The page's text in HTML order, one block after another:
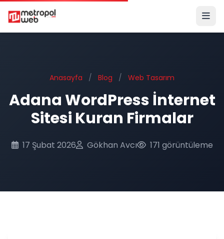
Ana içeriğe geç
Anasayfa / Blog / Web Tasarım
Adana WordPress İnternet
Sitesi Kuran Firmalar
17 Şubat 2026 Gökhan Avcı 171 görüntüleme